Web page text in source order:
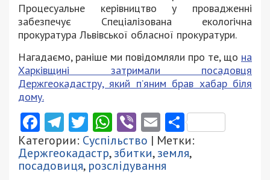
Процесуальне керівництво у провадженні
забезпечує Спеціалізована екологічна
прокуратура Львівської обласної прокуратури.
Нагадаємо, раніше ми повідомляли про те, що на
Харківщині затримали посадовця
Держгеокадастру, який п’яним брав хабар біля
дому.
Facebook
Telegram
Twitter
WhatsApp
ViberEmail
Категории: Суспільство | Метки:
Держгеокадастр,збитки,земля,
посадовиця, розслідування